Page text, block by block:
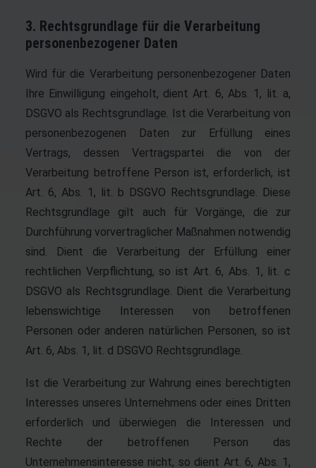
3. Rechtsgrundlage für die Verarbeitung
personenbezogener Daten
Wird für die Verarbeitung personenbezogener Daten
Ihre Einwilligung eingeholt, dient Art. 6, Abs. 1, lit. a,
DSGVO als Rechtsgrundlage. Ist die Verarbeitung von
personenbezogenen Daten zur Erfüllung eines
Vertrags, dessen Vertragspartei die von der
Verarbeitung betroffene Person ist, erforderlich, ist
Art. 6, Abs. 1, lit. b DSGVO Rechtsgrundlage. Diese
Rechtsgrundlage gilt auch für Vorgänge, die zur
Durchführung vorvertraglicher Maßnahmen notwendig
sind. Dient die Verarbeitung der Erfüllung einer
rechtlichen Verpflichtung, so ist Art. 6, Abs. 1, lit. c
DSGVO als Rechtsgrundlage. Dient die Verarbeitung
lebenswichtige Interessen von betroffenen
Personen oder anderen natürlichen Personen, so ist
Art. 6, Abs. 1, lit. d DSGVO Rechtsgrundlage.
Ist die Verarbeitung zur Wahrung eines berechtigten
Interesses unseres Unternehmens oder eines Dritten
erforderlich und überwiegen die Interessen und
Rechte der betroffenen Person das
Unternehmensinteresse nicht, so dient Art. 6, Abs. 1,